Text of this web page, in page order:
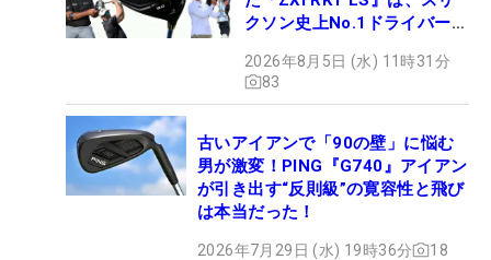
クソン史上No.1ドライバー!?
2026年8月5日 (水) 11時31分
83
古いアイアンで「90の壁」に悩む
男が激変！PING『G740』アイアン
が引き出す“反則級”の寛容性と飛び
は本当だった！
2026年7月29日 (水) 19時36分 18